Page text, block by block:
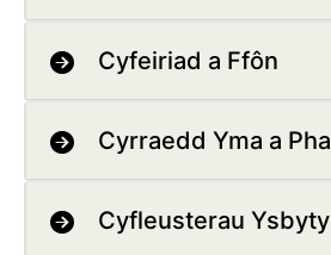
Cyfeiriad a Ffôn
Cyrraedd Yma a
Cyfleusterau Ysbyty